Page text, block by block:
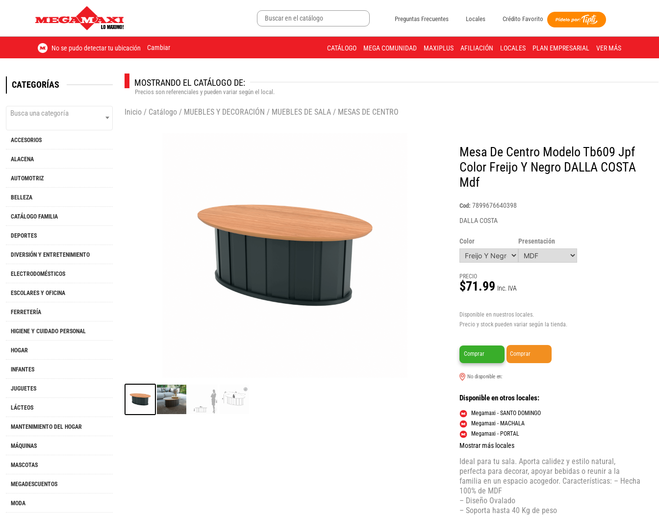
Preguntas Frecuentes Locales Crédito Favorito
No se pudo detectar tu ubicación Cambiar CATÁLOGO MEGA COMUNIDAD MAXIPLUS AFILIACIÓN LOCALES PLAN EMPRESARIAL VER MÁS
CATEGORÍAS
Busca una categoría
ACCESORIOS
ALACENA
AUTOMOTRIZ
BELLEZA
CATÁLOGO FAMILIA
DEPORTES
DIVERSIÓN Y ENTRETENIMIENTO
ELECTRODOMÉSTICOS
ESCOLARES Y OFICINA
FERRETERÍA
HIGIENE Y CUIDADO PERSONAL
HOGAR
INFANTES
JUGUETES
LÁCTEOS
MANTENIMIENTO DEL HOGAR
MÁQUINAS
MASCOTAS
MEGADESCUENTOS
MODA
MOSTRANDO EL CATÁLOGO DE:
Precios son referenciales y pueden variar según el local.
Inicio / Catálogo / MUEBLES Y DECORACIÓN / MUEBLES DE SALA / MESAS DE CENTRO
Mesa De Centro Modelo Tb609 Jpf
Color Freijo Y Negro DALLA COSTA
Mdf
Cod: 7899676640398
DALLA COSTA
Color Presentación
PRECIO
$71.99 Inc. IVA
Disponible en nuestros locales.
Precio y stock pueden variar según la tienda.
Comprar Comprar
No disponible en:
Disponible en otros locales:
Megamaxi - SANTO DOMINGO
Megamaxi - MACHALA
Megamaxi - PORTAL
Mostrar más locales
Ideal para tu sala. Aporta calidez y estilo natural,
perfecta para decorar, apoyar bebidas o reunir a la
familia en un espacio acogedor. Características: – Hecha
100% de MDF
– Diseño Ovalado
– Soporta hasta 40 Kg de peso